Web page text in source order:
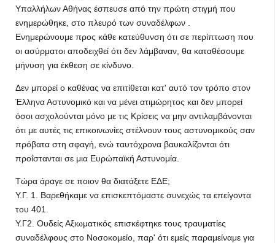
Υπαλλήλων Αθήνας έσπευσε από την πρώτη στιγμή που
ενημερώθηκε, στο πλευρό των συναδέλφων .
Ενημερώνουμε προς κάθε κατεύθυνση ότι σε περίπτωση που
οι ασύρματοι αποδειχθεί ότι δεν λάμβαναν, θα καταθέσουμε
μήνυση για έκθεση σε κίνδυνο.
Δεν μπορεί ο καθένας να επιτίθεται κατ' αυτό τον τρόπο στον
Έλληνα Αστυνομικό και να μένει ατιμώρητος και δεν μπορεί
όσοι ασχολούνται μόνο με τις Κρίσεις να μην αντιλαμβάνονται
ότι με αυτές τις επικοινωνίες στέλνουν τους αστυνομικούς σαν
πρόβατα στη σφαγή, ενώ ταυτόχρονα βαυκαλίζονται ότι
προΐστανται σε μια Ευρώπαϊκή Αστυνομία.
Τώρα άραγε σε ποιον θα διατάξετε ΕΔΕ;
Υ.Γ. 1. Βαρεθήκαμε να επισκεπτόμαστε συνεχώς τα επείγοντα
του 401.
Υ.Γ2. Ουδείς Αξιωματικός επισκέφτηκε τους τραυματίες
συναδέλφους στο Νοσοκομείο, παρ' ότι εμείς παραμείναμε για